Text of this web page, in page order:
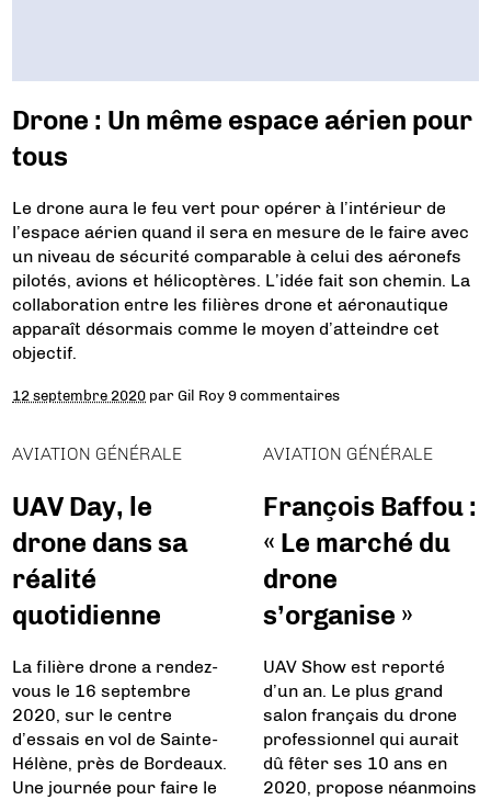
Drone : Un même espace aérien pour
tous
Le drone aura le feu vert pour opérer à l’intérieur de
l’espace aérien quand il sera en mesure de le faire avec
un niveau de sécurité comparable à celui des aéronefs
pilotés, avions et hélicoptères. L’idée fait son chemin. La
collaboration entre les filières drone et aéronautique
apparaît désormais comme le moyen d’atteindre cet
objectif.
12 septembre 2020 parGil Roy 9 commentaires
AVIATION GÉNÉRALE
UAV Day, le
drone dans sa
réalité
quotidienne
La filière drone a rendez-
vous le 16 septembre
2020, sur le centre
d’essais en vol de Sainte-
Hélène, près de Bordeaux.
Une journée pour faire le
AVIATION GÉNÉRALE
François Baffou :
« Le marché du
drone
s’organise »
UAV Show est reporté
d’un an. Le plus grand
salon français du drone
professionnel qui aurait
dû fêter ses 10 ans en
2020, propose néanmoins